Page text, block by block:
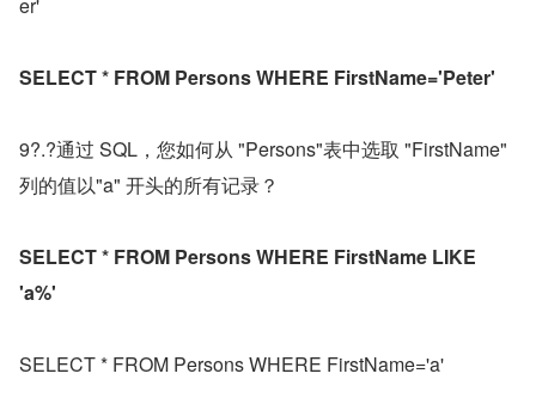
SELECT * FROM Persons WHERE FirstName='Peter'
9?.?通过 SQL，您如何从 "Persons"表中选取 "FirstName"
列的值以"a" 开头的所有记录？
SELECT * FROM Persons WHERE FirstName LIKE
'a%'
SELECT * FROM Persons WHERE FirstName='a'